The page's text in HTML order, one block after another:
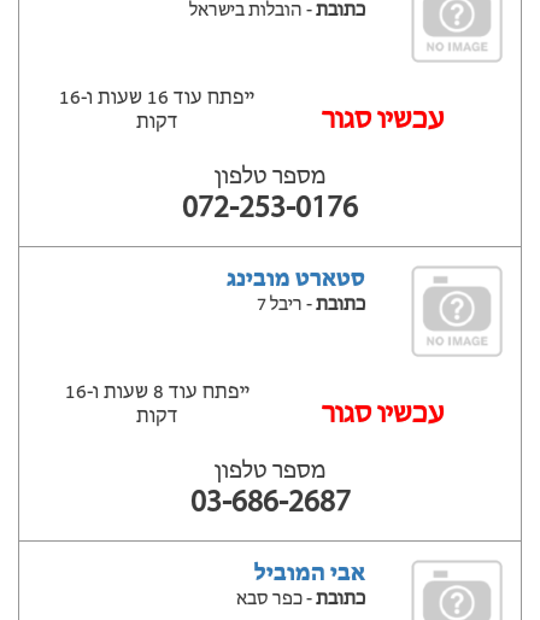
כתובת- הובלות בישראל
עכשיו סגור
ייפתח עוד 16 שעות ‫ו-16
דקות
מספר טלפון
072-253-0176
סטארט מובינג
כתובת- ריבל 7
עכשיו סגור
ייפתח עוד 8 שעות ‫ו-16
דקות
מספר טלפון
03-686-2687
אבי המוביל
כתובת- כפר סבא